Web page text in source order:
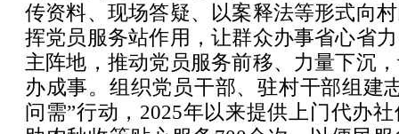
传资料、现场答疑、以案释法等形式向
挥党员服务站作用，让群众办事省心省
主阵地，推动党员服务前移、力量下沉
办成事。组织党员干部、驻村干部组建
问需”行动，2025年以来提供上门代办